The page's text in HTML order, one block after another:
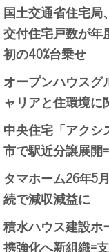
国土交通省住宅局
交付住宅戸数が年
初の40%台乗せ
オープンハウスグ
ャリアと住環境
中央住宅「アク
市で駅近分譲展開
タマホーム26年5
続で減収減益に
積水ハウス建設ホ
携強化へ新組織=